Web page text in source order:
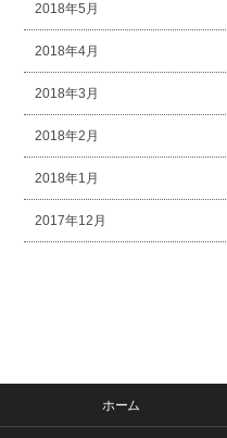
2018年5月
2018年4月
2018年3月
2018年2月
2018年1月
2017年12月
ホーム